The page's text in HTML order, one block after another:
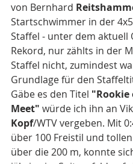
von Bernhard
Startschwimmer in der
Staffel - unter dem aktuell
Rekord, nur zählts in der
Staffel nicht, zumindest
Grundlage für den
Gäbe es den Titel "Rookie
Meet" würde ich ihn an
Kopf/WTV vergeben. Mit
über 100 Freistil und
über die 200 m, konnte